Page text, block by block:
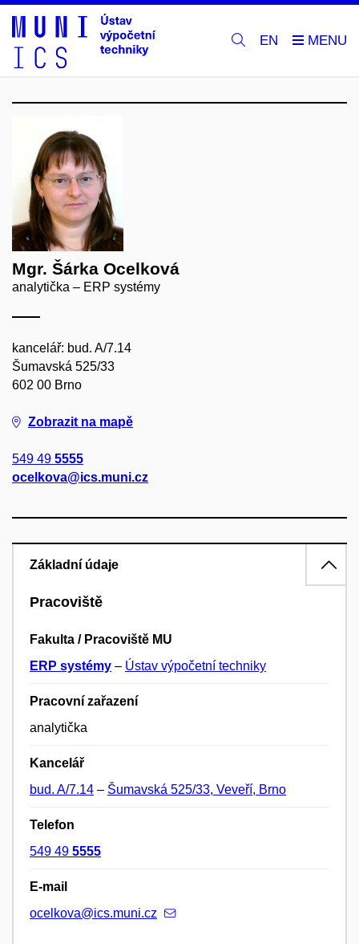
EN
Mgr. Šárka Ocelková
analytička – ERP systémy
kancelář: bud. A/7.14
Šumavská 525/33
602 00 Brno
Zobrazit na mapě
549 49 5555
ocelkova@ics.muni.cz
Základní údaje
Pracoviště
Fakulta / Pracoviště MU
ERP systémy – Ústav výpočetní techniky
Pracovní zařazení
analytička
Kancelář
bud. A/7.14 – Šumavská 525/33, Veveří, Brno
Telefon
549 49 5555
E-mail
ocelkova@ics.muni.cz